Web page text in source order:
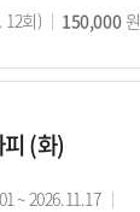
의
간
12회)
수
료
150,000원
(화)
~ 2026.11.17